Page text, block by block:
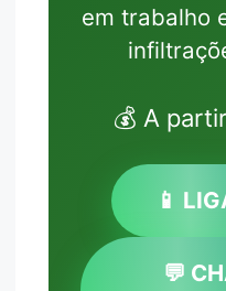
em trabalho
💰 A
📱
💬